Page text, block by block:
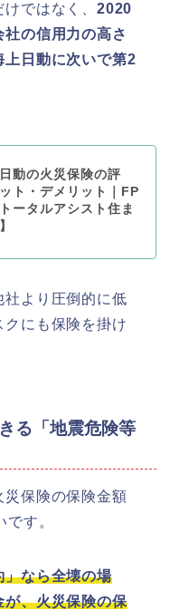
ではなく、 2020
の信用力の高さ
上日動に次いで第2
動の火災保険の評
ト・デメリット｜FP
ータルアシスト住ま
社より圧倒的に低
にも保険を掛け
る「地震危険等
災保険の保険金額
す。
」なら全壊の場
が、火災保険の保